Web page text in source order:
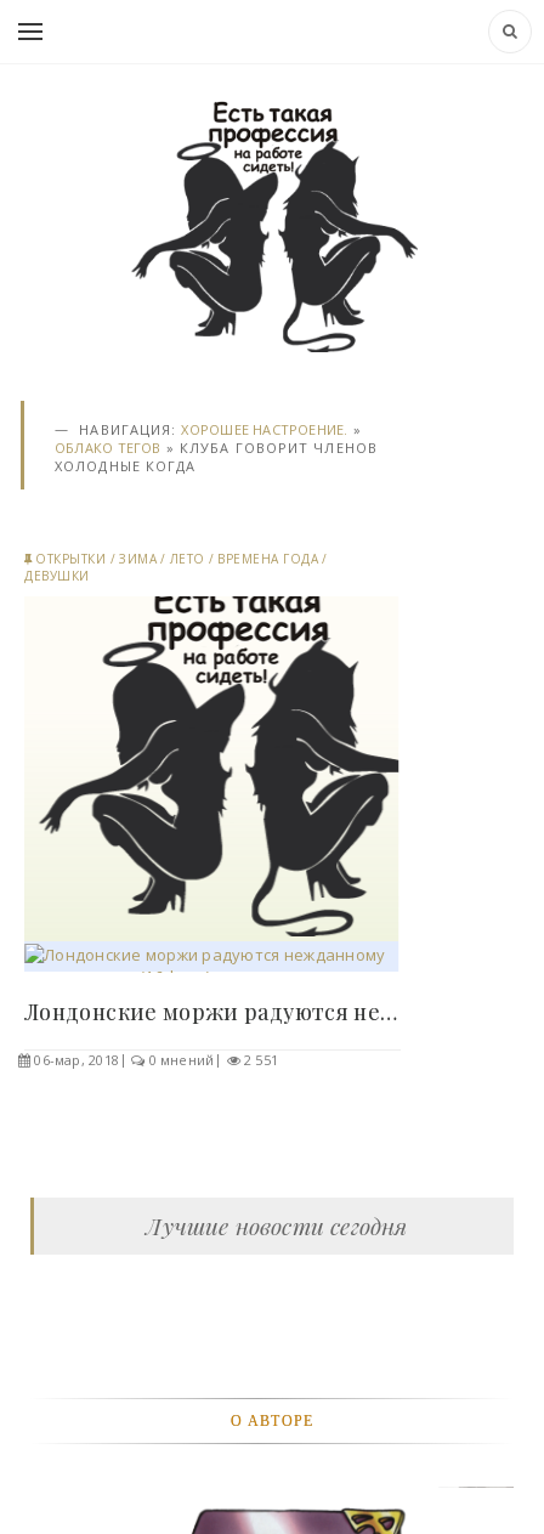
НАВИГАЦИЯ:ХОРОШЕЕ НАСТРОЕНИЕ. »
ОБЛАКО ТЕГОВ » КЛУБА ГОВОРИТ ЧЛЕНОВ
ХОЛОДНЫЕ КОГДА
ОТКРЫТКИ /ЗИМА / ЛЕТО / ВРЕМЕНА ГОДА /
ДЕВУШКИ
Лондонские моржи радуются нежданному похолоданию..
06-мар, 2018 0 мнений 2 551
Лучшие новости сегодня
О АВТОРЕ